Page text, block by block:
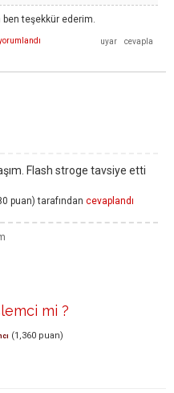
teşekkür ederim.
Flash stroge tavsiye etti
puan) tarafından cevaplandı
mi ?
(1,360 puan)